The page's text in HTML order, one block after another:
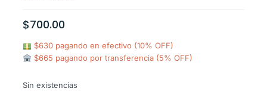
$700.00
$630 pagando en efectivo (10% OFF)
$665 pagando por transferencia (5% OFF)
Sin existencias